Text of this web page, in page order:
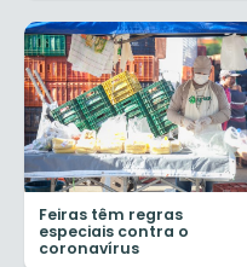
Feiras têm regras
especiais contra o
coronavírus